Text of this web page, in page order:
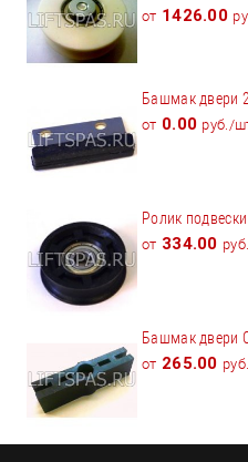
от 1426.00
Башмак двери
от 0.00 руб./
Ролик
от 334.00
Башмак двери
от 265.00